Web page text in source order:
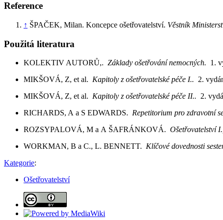
Reference
↑ ŠPAČEK, Milan. Koncepce ošetřovatelství. Věstník
Použitá literatura
KOLEKTIV AUTORŮ,. Základy ošetřování nemocných. 1.
MIKŠOVÁ, Z, et al. Kapitoly z ošetřovatelské péče I.. 2.
MIKŠOVÁ, Z, et al. Kapitoly z ošetřovatelské péče II.. 2.
RICHARDS, A a S EDWARDS. Repetitorium pro zdravotní
ROZSYPALOVÁ, M a A ŠAFRÁNKOVÁ. Ošetřovatelství
WORKMAN, B a C., L. BENNETT. Klíčové dovednosti
Kategorie:
Ošetřovatelství